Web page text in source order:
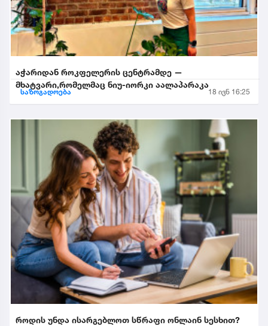
აჭარიდან როკფელერის ცენტრამდე —
მხატვარი,რომელმაც ნიუ-იორკი აალაპარაკა
საზოგადოება 18 ივნ 16:25
როდის უნდა ისარგებლოთ სწრაფი ონლაინ სესხით?